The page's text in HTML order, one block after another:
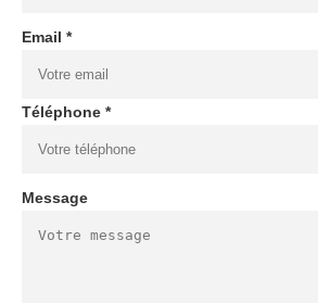
Email *
Téléphone *
Message